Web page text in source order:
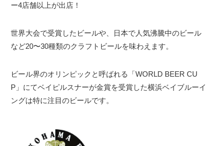
ー4店舗以上が出店！
世界大会で受賞したビールや、日本で人気沸騰中のビール
など20〜30種類のクラフトビールを味わえます。
ビール界のオリンピックと呼ばれる「WORLD BEER CU
P」にてベイピルスナーが金賞を受賞した横浜ベイブルーイ
ングは特に注目のビールです。